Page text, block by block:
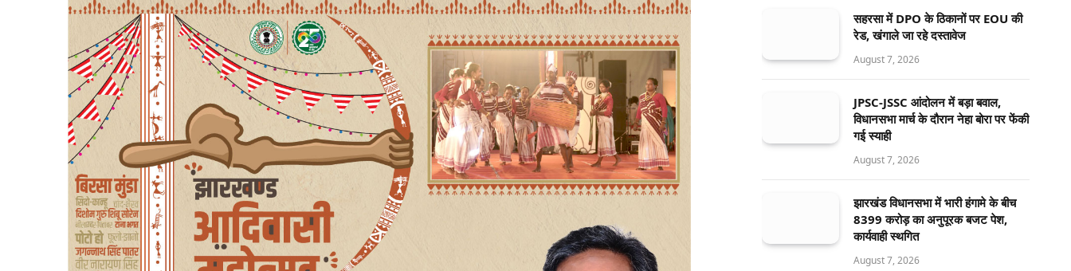
सहरसा में DPO के ठिकानों पर EOU की
रेड, खंगाले जा रहे दस्तावेज
August 7, 2026
JPSC-JSSC आंदोलन में बड़ा बवाल,
विधानसभा मार्च के दौरान नेहा बोरा पर फेंकी
गई स्याही
August 7, 2026
झारखंड विधानसभा में भारी हंगामे के बीच
8399 करोड़ का अनुपूरक बजट पेश,
कार्यवाही स्थगित
August 7, 2026